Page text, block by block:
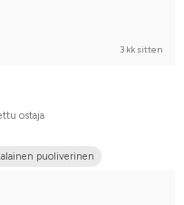
3 kk sitten
ostaja
puoliverinen